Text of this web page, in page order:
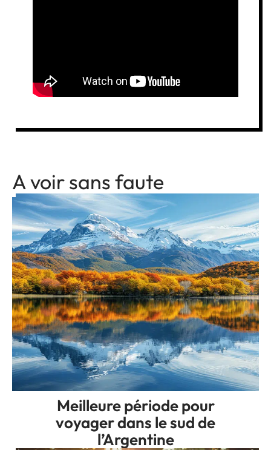
A voir sans faute
Meilleure période pour
voyager dans le sud de
l’Argentine